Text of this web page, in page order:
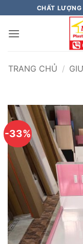
qua
nội
CHẤT
TRANG CHỦ /
-33%